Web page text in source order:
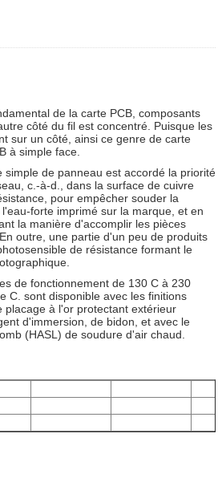
de la carte PCB, composants
côté du fil est concentré. Puisque les
sur un côté, ainsi ce genre de carte
à simple face.
simple de panneau est accordé la priorité
c.-à-d., dans la surface de cuivre
pour empêcher souder la
forte imprimé sur la marque, et en
la manière d'accomplir les pièces
outre, une partie d'un peu de produits
de résistance formant le
de fonctionnement de 130 C à 230
C. sont disponible avec les finitions
placage à l'or protectant extérieur
d'immersion, de bidon, et avec le
(HASL) de soudure d'air chaud.